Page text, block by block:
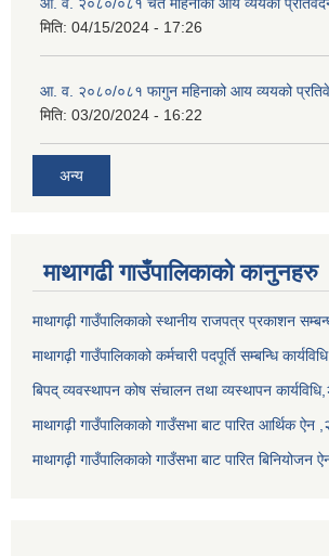
मिति: 04/15/2024 - 17:26
आ. व. २०८०/०८१ फागुन महिनाको आय व्ययको
मिति: 03/20/2024 - 16:22
अन्य
माथागढी गाउँपालिकाको कानुनहरु
माथागढ़ी गाउँपालिकाको स्थानीय राजपत्र प्रकाशन
माथागढ़ी गाउँपालिकाको कर्मचारी पदपूर्ति सम्बन्धि
बिपद् व्यवस्थापन कोष संचालन तथा व्यस्थापन
माथागढ़ी गाउँपालिकाको गाउँसभा बाट पारित आर्थिक ऐन
माथागढ़ी गाउँपालिकाको गाउँसभा बाट पारित बिनियोजन